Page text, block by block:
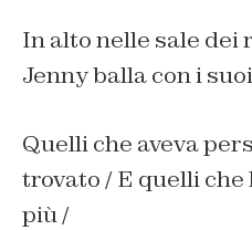
In alto nelle sale dei
Jenny balla con i
Quelli che aveva
trovato / E quelli che
più /